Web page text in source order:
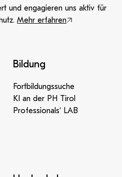
und engagieren uns aktiv für
Mehr erfahren
Bildung
Fortbildungssuche
KI an der PH Tirol
Professionals‘ LAB